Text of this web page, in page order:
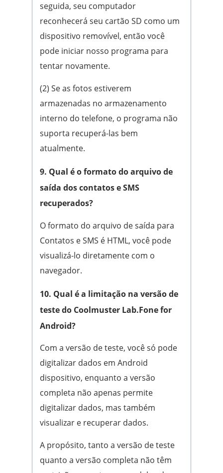
seguida, seu computador
reconhecerá seu cartão SD como um
dispositivo removível, então você
pode iniciar nosso programa para
tentar novamente.
(2) Se as fotos estiverem
armazenadas no armazenamento
interno do telefone, o programa não
suporta recuperá-las bem
atualmente.
9. Qual é o formato do arquivo de
saída dos contatos e SMS
recuperados?
O formato do arquivo de saída para
Contatos e SMS é HTML, você pode
visualizá-lo diretamente com o
navegador.
10. Qual é a limitação na versão de
teste do Coolmuster Lab.Fone for
Android?
Com a versão de teste, você só pode
digitalizar dados em Android
dispositivo, enquanto a versão
completa não apenas permite
digitalizar dados, mas também
visualizar e recuperar dados.
A propósito, tanto a versão de teste
quanto a versão completa não têm